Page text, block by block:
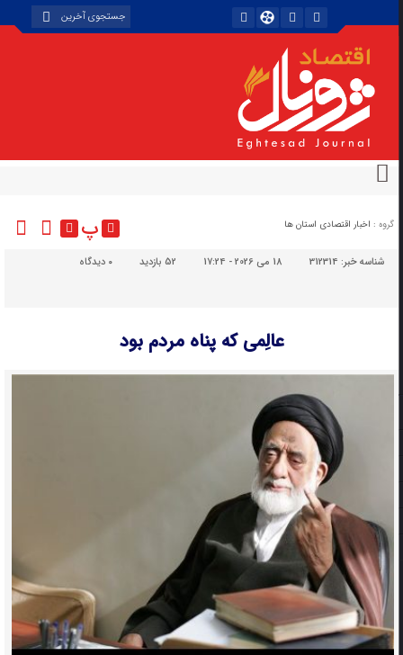
گروه : اخبار اقتصادی استان ها پ
شناسه خبر:312314 18 می 2026 - 17:24 52 بازدید دیدگاه
عالِمی که پناه مردم بود